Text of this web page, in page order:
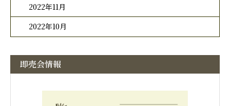
2022年11月
2022年10月
即売会情報